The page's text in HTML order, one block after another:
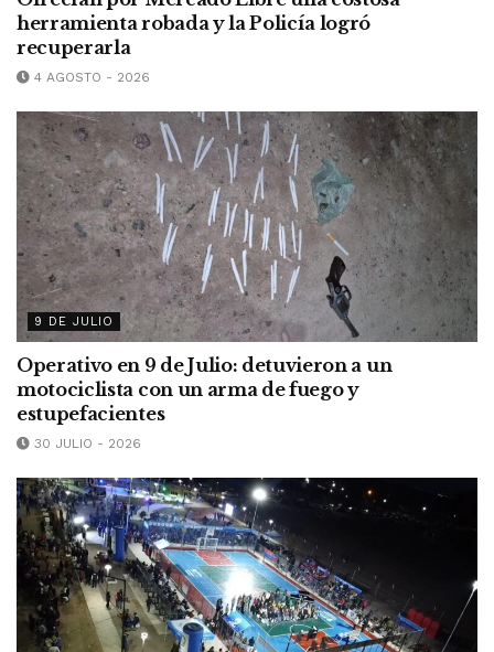
herramienta robada y la Policía logró
recuperarla
4 AGOSTO - 2026
9 DE JULIO
Operativo en 9 de Julio: detuvieron a un
motociclista con un arma de fuego y
estupefacientes
30 JULIO - 2026